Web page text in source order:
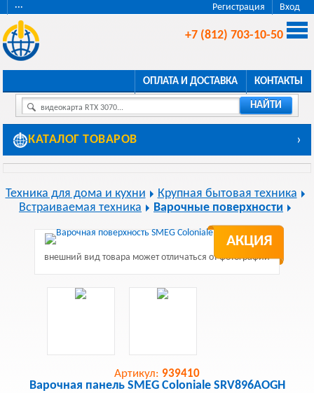
Регистрация Вход
···
+7 (812) 703-10-50
ОПЛАТА И ДОСТАВКА КОНТАКТЫ
видеокарта RTX 3070... НАЙТИ
КАТАЛОГ ТОВАРОВ ›
Техника для дома и кухни
Крупная бытовая техника
Встраиваемая техника
Варочные поверхности
АКЦИЯ
внешний вид товара может отличаться от фотографии
Артикул: 939410
Варочная панель SMEG Coloniale SRV896AOGH